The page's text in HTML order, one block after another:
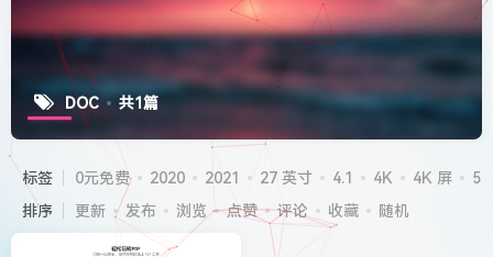
DOC 共1篇
标签 0元免费 2020 2021 27 英寸 4.1 4K 4K 屏
5G
排序
更新 发布 浏览 点赞 评论 收藏 随机